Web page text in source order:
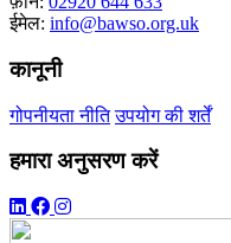
ईमेल: info@bawso.org.uk
कानूनी
गोपनीयता नीति उपयोग की शर्तें
हमारा अनुसरण करें